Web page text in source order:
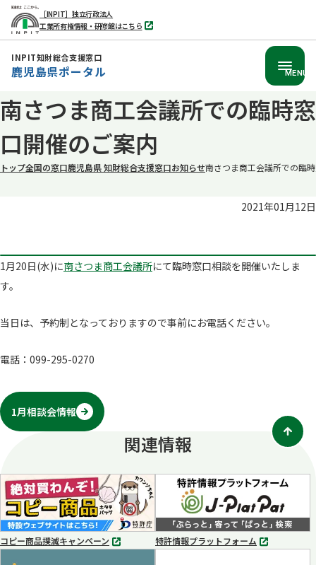
本
文
へ
移
［INPIT］独立行政法人
工業所有権情報・研修館はこちら
別
タ
INPIT知財総合支援窓口
鹿児島県ポータル MENU
南さつま商工会議所での臨時窓
口開催のご案内
トップ全国の窓口鹿児島県 知財総合支援窓口お知らせ南さつま商工会議所での臨
2021年01月12日
1月20日(水)に南さつま商工会議所にて臨時窓口相談を開催いたしま
す。
当日は、予約制となっておりますので事前にお電話ください。
電話：099-295-0270
1月相談会情報
関連情報
コピー商品撲滅キャンペーン
別
特許情報プラットフォーム
別